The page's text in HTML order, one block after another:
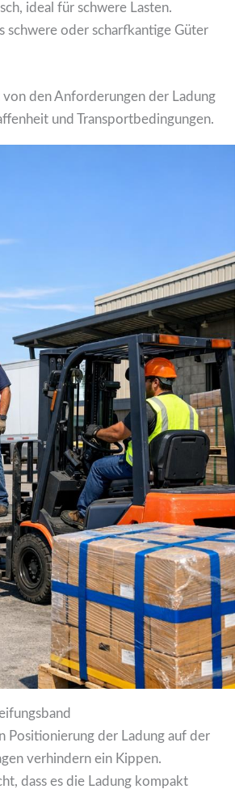
ideal für schwere Lasten.
schwere oder scharfkantige Güter
von den Anforderungen der Ladung
und Transportbedingungen.
Positionierung der Ladung auf der
verhindern ein Kippen.
dass es die Ladung kompakt